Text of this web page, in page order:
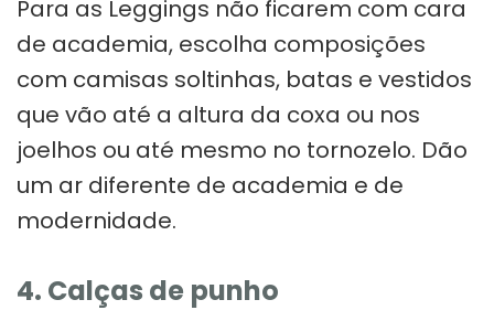
Para as Leggings não ficarem com cara
de academia, escolha composições
com camisas soltinhas, batas e vestidos
que vão até a altura da coxa ou nos
joelhos ou até mesmo no tornozelo. Dão
um ar diferente de academia e de
modernidade.
4. Calças de punho